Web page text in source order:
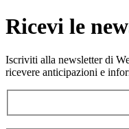
Ricevi le
Iscriviti alla newsletter di
ricevere anticipazioni e